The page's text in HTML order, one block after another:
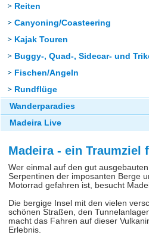
Reiten
Canyoning/Coasteering
Kajak Touren
Buggy-, Quad-, Sidecar- und
Fischen/Angeln
Rundflüge
Wanderparadies
Madeira Live
Madeira - ein Traumziel
Wer einmal auf den gut
Serpentinen der imposanten Berge
Motorrad gefahren ist, besucht
Die bergige Insel mit den vielen
schönen Straßen, den
macht das Fahren auf dieser
Erlebnis.